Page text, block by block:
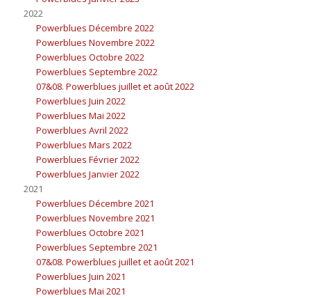
2022
Powerblues Décembre 2022
Powerblues Novembre 2022
Powerblues Octobre 2022
Powerblues Septembre 2022
07&08. Powerblues juillet et août 2022
Powerblues Juin 2022
Powerblues Mai 2022
Powerblues Avril 2022
Powerblues Mars 2022
Powerblues Février 2022
Powerblues Janvier 2022
2021
Powerblues Décembre 2021
Powerblues Novembre 2021
Powerblues Octobre 2021
Powerblues Septembre 2021
07&08. Powerblues juillet et août 2021
Powerblues Juin 2021
Powerblues Mai 2021